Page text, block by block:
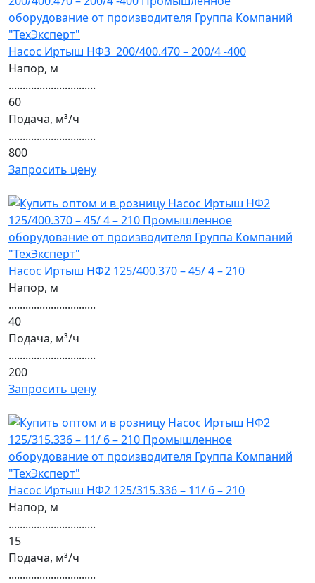
Насос Иртыш НФ3 200/400.470 – 200/4 -400
Напор, м
...............................
60
Подача, м³/ч
...............................
800
Запросить цену
Насос Иртыш НФ2 125/400.370 – 45/ 4 – 210
Напор, м
...............................
40
Подача, м³/ч
...............................
200
Запросить цену
Насос Иртыш НФ2 125/315.336 – 11/ 6 – 210
Напор, м
...............................
15
Подача, м³/ч
...............................